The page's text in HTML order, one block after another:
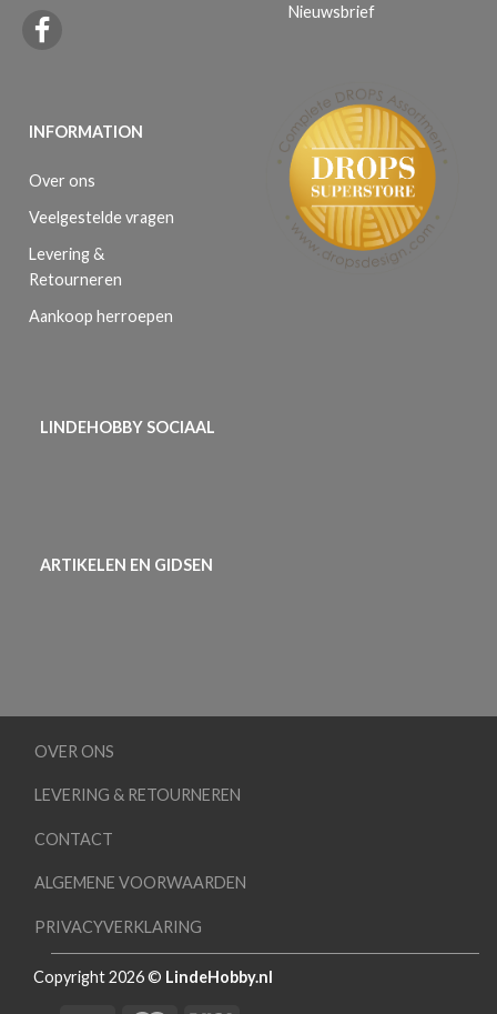
INFORMATION
Over ons
Veelgestelde vragen
Levering &
Retourneren
Aankoop herroepen
Nieuwsbrief
LINDEHOBBY SOCIAAL
ARTIKELEN EN GIDSEN
OVER ONS
LEVERING & RETOURNEREN
CONTACT
ALGEMENE VOORWAARDEN
PRIVACYVERKLARING
Copyright 2026 © LindeHobby.nl